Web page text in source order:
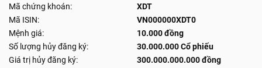
Mã chứng khoán:
XDT
Mã ISIN:
VN000000XDT0
Mệnh giá:
10.000 đồng
Số lượng hủy đăng ký:
30.000.000 Cổ phiếu
Giá trị hủy đăng ký:
300.000.000.000 đồng